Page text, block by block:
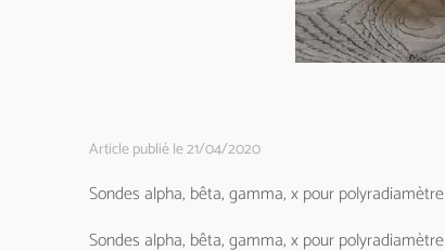
Article publié le 21/04/2020
Sondes alpha, bêta, gamma, x pour polyradiamètre
Sondes alpha, bêta, gamma, x pour polyradiamètre